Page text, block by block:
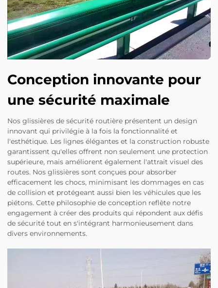
Conception innovante pour
une sécurité maximale
Nos glissières de sécurité routière présentent un design
innovant qui privilégie à la fois la fonctionnalité et
l'esthétique. Les lignes élégantes et la construction robuste
garantissent qu'elles offrent non seulement une protection
supérieure, mais améliorent également l'attrait visuel des
routes. Nos glissières sont conçues pour absorber
efficacement les chocs, minimisant les dommages en cas
de collision et protégeant aussi bien les véhicules que les
piétons. Cette philosophie de conception reflète notre
engagement à créer des produits qui répondent aux défis
de sécurité tout en s'intégrant harmonieusement dans
divers environnements.